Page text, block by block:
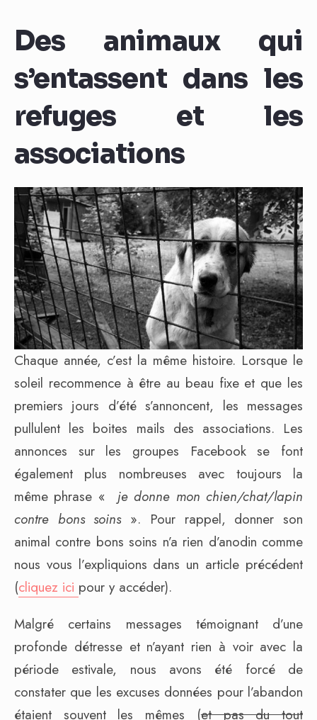
Des animaux qui
s’entassent dans les
refuges et les
associations
Chaque année, c’est la même histoire. Lorsque le
soleil recommence à être au beau fixe et que les
premiers jours d’été s’annoncent, les messages
pullulent les boites mails des associations. Les
annonces sur les groupes Facebook se font
également plus nombreuses avec toujours la
même phrase « je donne mon chien/chat/lapin
contre bons soins ». Pour rappel, donner son
animal contre bons soins n’a rien d’anodin comme
nous vous l’expliquions dans un article précédent
(cliquez ici pour y accéder).
Malgré certains messages témoignant d’une
profonde détresse et n’ayant rien à voir avec la
période estivale, nous avons été forcé de
constater que les excuses données pour l’abandon
étaient souvent les mêmes (et pas du tout